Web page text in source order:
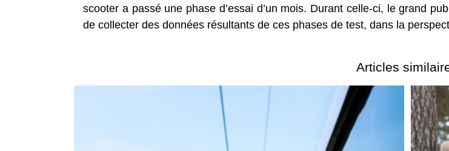
scooter a passé une phase d’essai d’un mois. Durant celle-ci, le grand
de collecter des données résultants de ces phases de test, dans la
Articles